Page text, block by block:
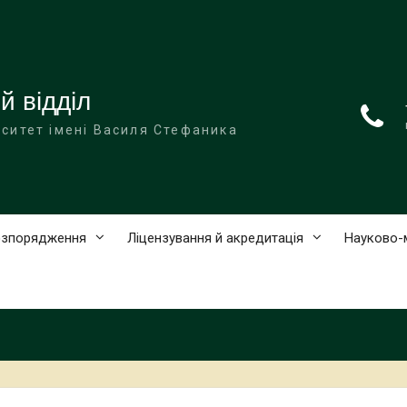
відділ
імені Василя Стефаника
Ліцензування й акредитація Науково-